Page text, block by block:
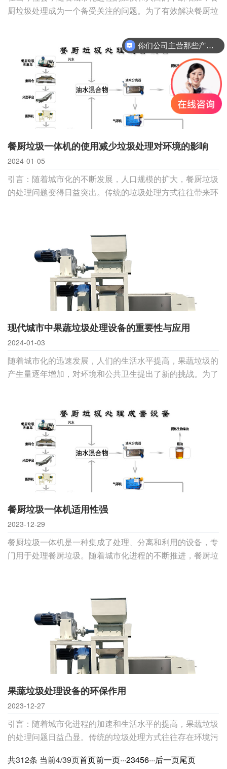
厨垃圾处理成为一个备受关注的问题。为了有效解决餐厨垃
用于餐厨垃圾处理设备中。本文将探讨这一技术在餐厨垃圾
处理中的应用及其优势。一、厌氧发酵技术概述厌氧发酵技
术是一种在无氧环境下进行的生物发酵过程。
餐厨垃圾一体机的使用减少垃圾处理对环境的影响
2024-01-05
引言：随着城市化的不断发展，人口规模的扩大，餐厨垃圾
的处理问题变得日益突出。传统的垃圾处理方式往往带来环
体机的环保意义，从多个角度剖析其在环境保护、资源循环
利用以及社会可持续发展方面的贡献。一、减
现代城市中果蔬垃圾处理设备的重要性与应用
2024-01-03
随着城市化的迅速发展，人们的生活水平提高，果蔬垃圾的
产生量逐年增加，对环境和公共卫生提出了新的挑战。为了
在城市管理中的应用。一、果蔬垃圾对环境与公共卫生的影
响果蔬垃圾主要包括食品残渣、果皮、蔬菜叶
餐厨垃圾一体机适用性强
2023-12-29
餐厨垃圾一体机是一种集成了处理、分离和利用的设备，专
门用于处理餐厨垃圾。随着城市化进程的不断推进，餐厨垃
显著的特点。1. 环保高效餐厨垃圾一体机采用先进的处理技
术，能够高效地将垃圾分离、处理，实现资源
果蔬垃圾处理设备的环保作用
2023-12-27
引言：随着城市化进程的加速和生活水平的提高，果蔬垃圾
的处理问题日益凸显。传统的垃圾处理方式往往存在环境污
备应运而生。本文将探讨这些设备在环保方面的作用，从而
共312条 当前4/39页首页前一页···23456···后一页尾页
你们公司主营那些产品？